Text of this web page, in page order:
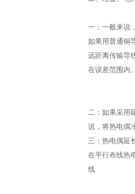
一：一般来说
如果用普通铜
远距离传输导
在误差范围内
二：如果采用
说，将热电偶
三：热电偶延
在平行布线热
线